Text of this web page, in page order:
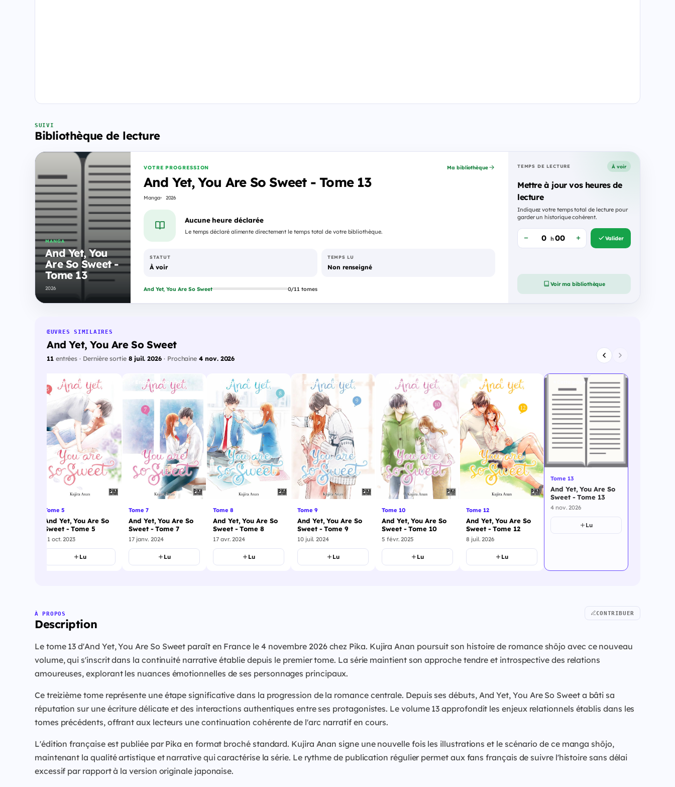
SUIVI
Bibliothèque de lecture
MANGA
And Yet, You
Are So Sweet -
Tome 13
2026
VOTRE PROGRESSION
And Yet, You Are So Sweet - Tome 13
Manga 2026
Ma bibliothèque
Aucune heure déclarée
Le temps déclaré alimente directement le temps total de votre bibliothèque.
STATUT
À voir
TEMPS LU
Non renseigné
And Yet, You Are So Sweet 0/11 tomes
TEMPS DE LECTURE À voir
Mettre à jour vos heures de
lecture
Indiquez votre temps total de lecture pour
garder un historique cohérent.
h Valider
Voir ma bibliothèque
ŒUVRES SIMILAIRES
And Yet, You Are So Sweet
11entrées · Dernière sortie 8 juil. 2026 · Prochaine4 nov. 2026
Encore disponible
Tome 5
And Yet, You Are So
Sweet - Tome 5
11 oct. 2023
Lu
Encore disponible
Tome 7
And Yet, You Are So
Sweet - Tome 7
17 janv. 2024
Lu
Encore disponible
Tome 8
And Yet, You Are So
Sweet - Tome 8
17 avr. 2024
Lu
Encore disponible
Tome 9
And Yet, You Are So
Sweet - Tome 9
10 juil. 2024
Lu
Encore disponible
Tome 10
And Yet, You Are So
Sweet - Tome 10
5 févr. 2025
Lu
Encore disponible
Tome 12
And Yet, You Are So
Sweet - Tome 12
8 juil. 2026
Lu
Cette page
Tome 13
And Yet, You Are So
Sweet - Tome 13
4 nov. 2026
Lu
À PROPOS
Description
CONTRIBUER
Le tome 13 d'And Yet, You Are So Sweet paraît en France le 4 novembre 2026 chez Pika. Kujira Anan poursuit son histoire de romance shōjo avec ce nouveau
volume, qui s'inscrit dans la continuité narrative établie depuis le premier tome. La série maintient son approche tendre et introspective des relations
amoureuses, explorant les nuances émotionnelles de ses personnages principaux.
Ce treizième tome représente une étape significative dans la progression de la romance centrale. Depuis ses débuts, And Yet, You Are So Sweet a bâti sa
réputation sur une écriture délicate et des interactions authentiques entre ses protagonistes. Le volume 13 approfondit les enjeux relationnels établis dans les
tomes précédents, offrant aux lecteurs une continuation cohérente de l'arc narratif en cours.
L'édition française est publiée par Pika en format broché standard. Kujira Anan signe une nouvelle fois les illustrations et le scénario de ce manga shōjo,
maintenant la qualité artistique et narrative qui caractérise la série. Le rythme de publication régulier permet aux fans français de suivre l'histoire sans délai
excessif par rapport à la version originale japonaise.